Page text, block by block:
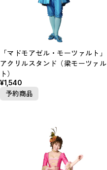
「マドモアゼル・モーツァルト」
アクリルスタンド（梁モーツァル
ト）
¥1,540
予約商品